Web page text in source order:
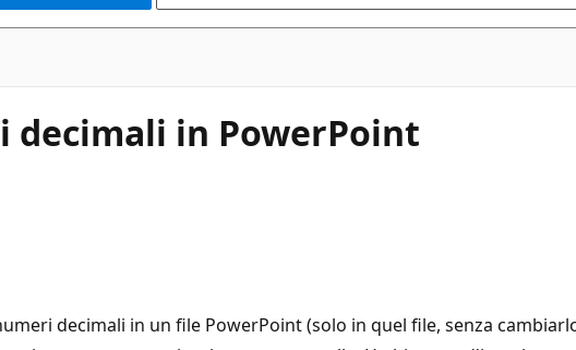
decimali in PowerPoint
decimali in un file PowerPoint (solo in quel file, senza